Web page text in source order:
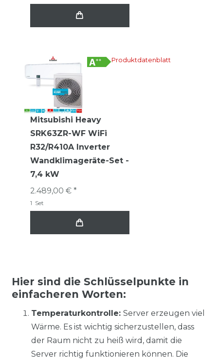
Produktdatenblatt
Mitsubishi Heavy
SRK63ZR-WF WiFi
R32/R410A Inverter
Wandklimageräte-Set -
7,4 kW
2.489,00 € *
1 Set
Hier sind die Schlüsselpunkte in
einfacheren Worten:
Temperaturkontrolle: Server erzeugen viel
Wärme. Es ist wichtig sicherzustellen, dass
der Raum nicht zu heiß wird, damit die
Server richtig funktionieren können. Die